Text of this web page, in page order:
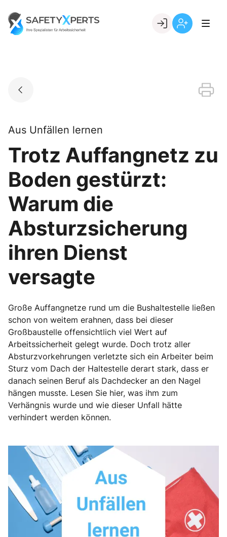
content
Go to landing page.
Aus Unfällen lernen
Trotz Auffangnetz zu
Boden gestürzt:
Warum die
Absturzsicherung
ihren Dienst
versagte
Große Auffangnetze rund um die Bushaltestelle ließen
schon von weitem erahnen, dass bei dieser
Großbaustelle offensichtlich viel Wert auf
Arbeitssicherheit gelegt wurde. Doch trotz aller
Absturzvorkehrungen verletzte sich ein Arbeiter beim
Sturz vom Dach der Haltestelle derart stark, dass er
danach seinen Beruf als Dachdecker an den Nagel
hängen musste. Lesen Sie hier, was ihm zum
Verhängnis wurde und wie dieser Unfall hätte
verhindert werden können.